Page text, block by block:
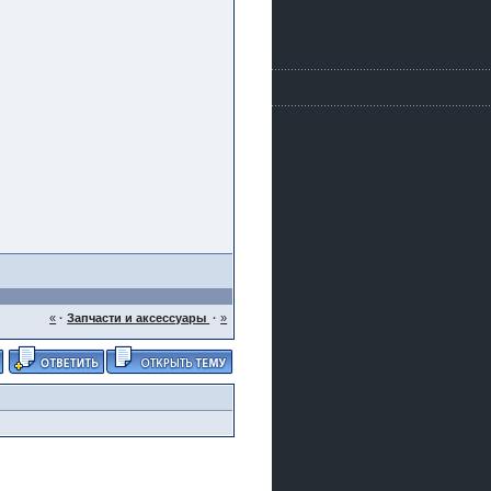
« ·Запчасти и аксессуары · »